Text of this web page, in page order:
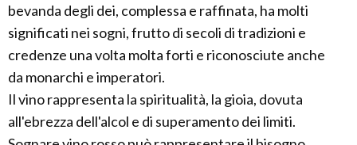
bevanda degli dei, complessa e raffinata, ha molti
significati nei sogni, frutto di secoli di tradizioni e
credenze una volta molta forti e riconosciute anche
da monarchi e imperatori.
Il vino rappresenta la spiritualità, la gioia, dovuta
all'ebrezza dell'alcol e di superamento dei limiti.